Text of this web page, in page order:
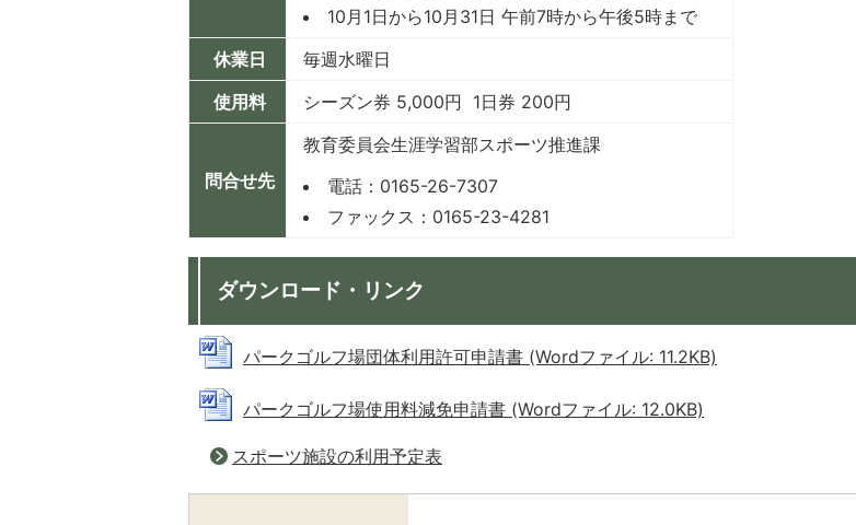
10月1日から10月31日 午前7時から午後5時まで
休業日
毎週水曜日
使用料
シーズン券 5,000円 1日券 200円
問合せ先
教育委員会生涯学習部スポーツ推進課
電話：0165-26-7307
ファックス：0165-23-4281
ダウンロード・リンク
パークゴルフ場団体利用許可申請書 (Wordファイル: 11.2KB)
パークゴルフ場使用料減免申請書 (Wordファイル: 12.0KB)
スポーツ施設の利用予定表